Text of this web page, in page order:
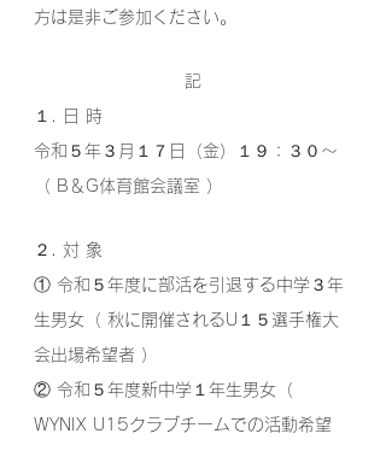
方は是非ご参加ください。
記
１. 日 時
令和５年３月１７日（金）１９：３０〜
（ B＆G体育館会議室 ）
２. 対 象
① 令和５年度に部活を引退する中学３年
生男女（ 秋に開催されるU１５選手権大
会出場希望者 ）
② 令和５年度新中学１年生男女（
WYNIX U15クラブチームでの活動希望